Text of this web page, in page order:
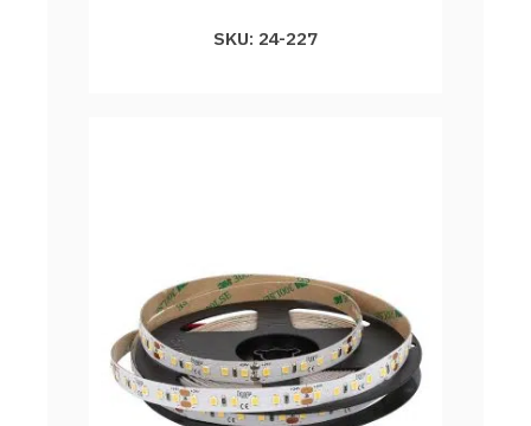
SKU: 24-227